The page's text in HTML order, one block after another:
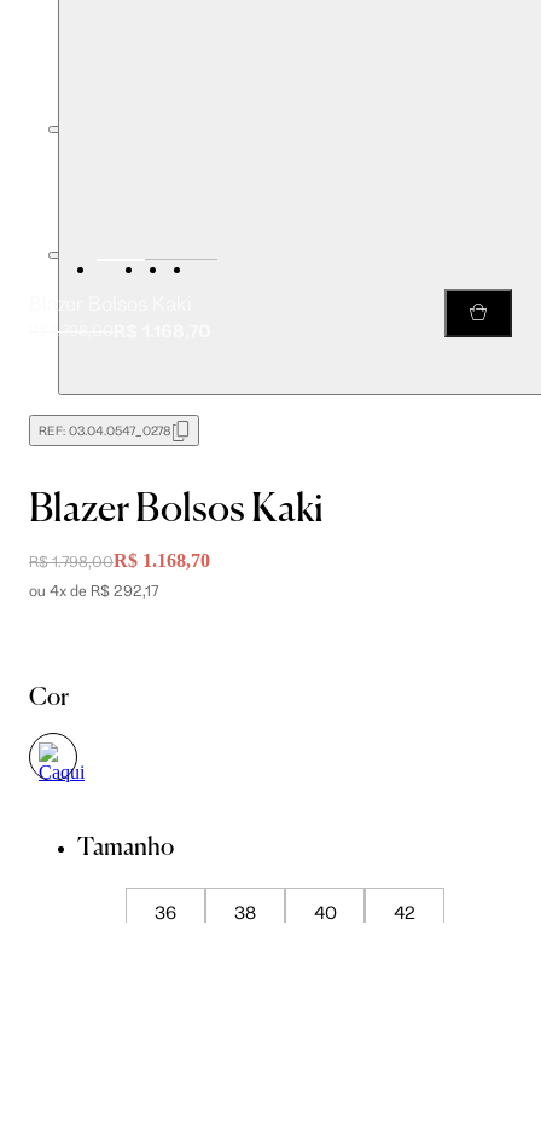
Blazer Bolsos Kaki
R$ 1.798,00
REF: 03.04.0547_0278
Blazer Bolsos Kaki
R$ 1.798,00R$ 1.168,70
ou 4x de R$ 292,17
Cor
Tamanho
36 38 40 42